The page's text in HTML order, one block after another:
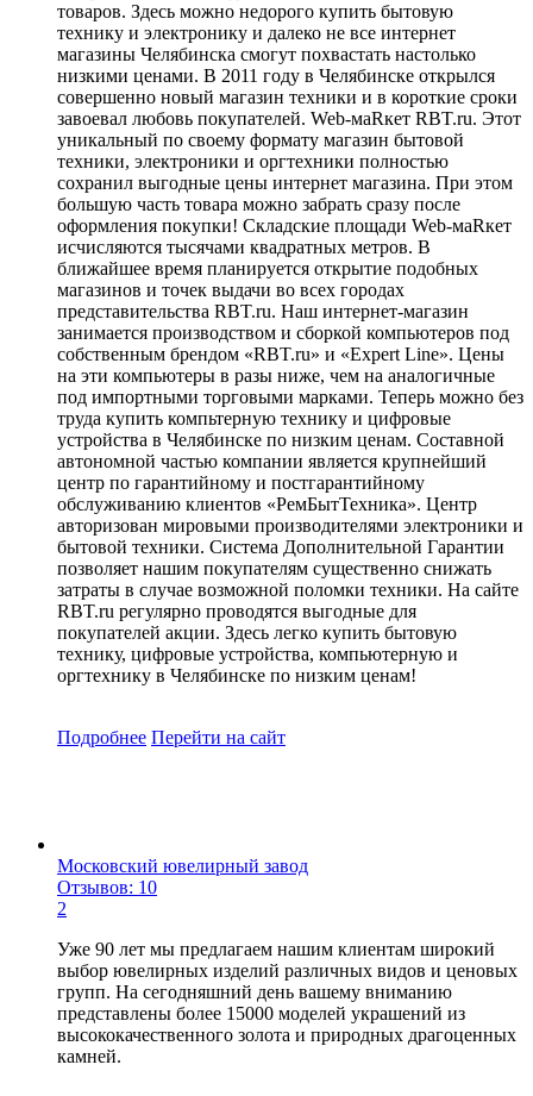
товаров. Здесь можно недорого купить бытовую
технику и электронику и далеко не все интернет
магазины Челябинска смогут похвастать настолько
низкими ценами. В 2011 году в Челябинске открылся
совершенно новый магазин техники и в короткие сроки
завоевал любовь покупателей. Web-маRкет RBT.ru. Этот
уникальный по своему формату магазин бытовой
техники, электроники и оргтехники полностью
сохранил выгодные цены интернет магазина. При этом
большую часть товара можно забрать сразу после
оформления покупки! Складские площади Web-маRкет
исчисляются тысячами квадратных метров. В
ближайшее время планируется открытие подобных
магазинов и точек выдачи во всех городах
представительства RBT.ru. Наш интернет-магазин
занимается производством и сборкой компьютеров под
собственным брендом «RBT.ru» и «Expert Line». Цены
на эти компьютеры в разы ниже, чем на аналогичные
под импортными торговыми марками. Теперь можно без
труда купить компьтерную технику и цифровые
устройства в Челябинске по низким ценам. Составной
автономной частью компании является крупнейший
центр по гарантийному и постгарантийному
обслуживанию клиентов «РемБытТехника». Центр
авторизован мировыми производителями электроники и
бытовой техники. Система Дополнительной Гарантии
позволяет нашим покупателям существенно снижать
затраты в случае возможной поломки техники. На сайте
RBT.ru регулярно проводятся выгодные для
покупателей акции. Здесь легко купить бытовую
технику, цифровые устройства, компьютерную и
оргтехнику в Челябинске по низким ценам!
Подробнее Перейти на сайт
Московский ювелирный завод
Отзывов: 10
2
Уже 90 лет мы предлагаем нашим клиентам широкий
выбор ювелирных изделий различных видов и ценовых
групп. На сегодняшний день вашему вниманию
представлены более 15000 моделей украшений из
высококачественного золота и природных драгоценных
камней.